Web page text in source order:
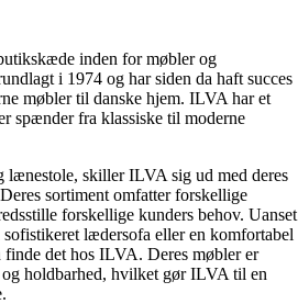
inden for møbler og
i 1974 og har siden da haft succes
møbler til danske hjem. ILVA har et
spænder fra klassiske til moderne
lænestole, skiller ILVA sig ud med deres
sortiment omfatter forskellige
forskellige kunders behov. Uanset
lædersofa eller en komfortabel
det hos ILVA. Deres møbler er
holdbarhed, hvilket gør ILVA til en